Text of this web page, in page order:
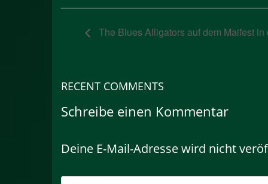
The Blues Alligators auf dem Maifest in
RECENT COMMENTS
Schreibe einen Kommentar
Deine E-Mail-Adresse wird nicht